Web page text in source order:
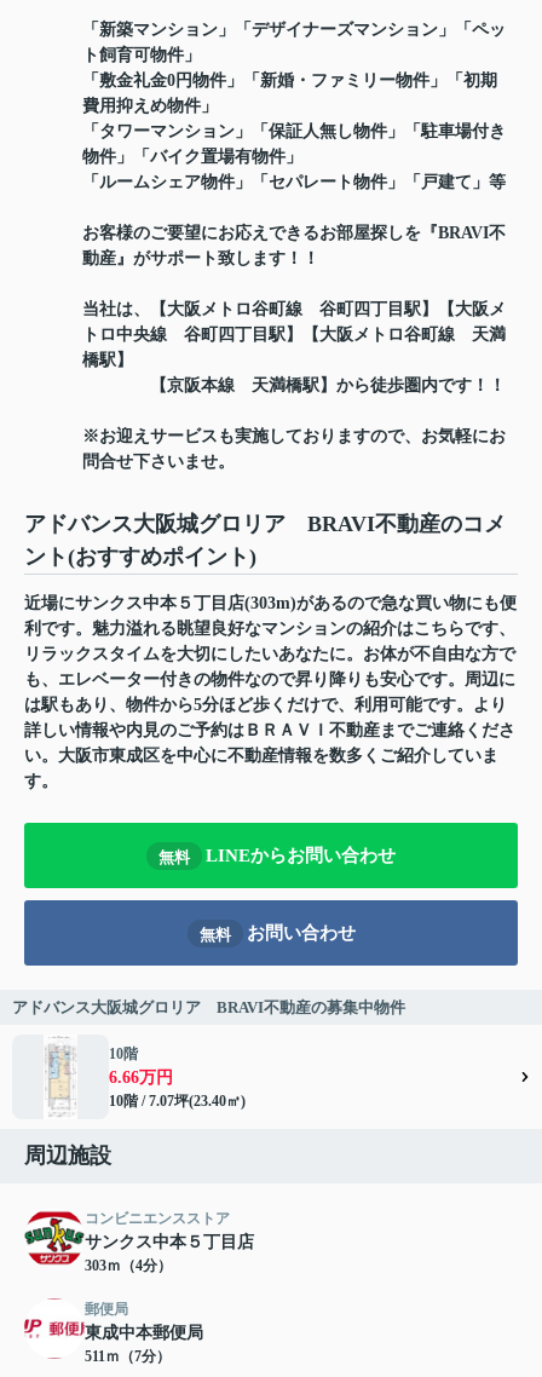
「新築マンション」「デザイナーズマンション」「ペッ
ト飼育可物件」
「敷金礼金0円物件」「新婚・ファミリー物件」「初期
費用抑えめ物件」
「タワーマンション」「保証人無し物件」「駐車場付き
物件」「バイク置場有物件」
「ルームシェア物件」「セパレート物件」「戸建て」等
お客様のご要望にお応えできるお部屋探しを『BRAVI不
動産』がサポート致します！！
当社は、【大阪メトロ谷町線 谷町四丁目駅】【大阪メ
トロ中央線 谷町四丁目駅】【大阪メトロ谷町線 天満
橋駅】
【京阪本線 天満橋駅】から徒歩圏内です！！
※お迎えサービスも実施しておりますので、お気軽にお
問合せ下さいませ。
アドバンス大阪城グロリア BRAVI不動産のコメ
ント(おすすめポイント)
近場にサンクス中本５丁目店(303m)があるので急な買い物にも便
利です。魅力溢れる眺望良好なマンションの紹介はこちらです、
リラックスタイムを大切にしたいあなたに。お体が不自由な方で
も、エレベーター付きの物件なので昇り降りも安心です。周辺に
は駅もあり、物件から5分ほど歩くだけで、利用可能です。より
詳しい情報や内見のご予約はＢＲＡＶＩ不動産までご連絡くださ
い。大阪市東成区を中心に不動産情報を数多くご紹介していま
す。
無料 LINEからお問い合わせ
無料 お問い合わせ
アドバンス大阪城グロリア BRAVI不動産の募集中物件
10階
6.66万円
10階 / 7.07坪(23.40㎡)
周辺施設
コンビニエンスストア
サンクス中本５丁目店
303ｍ（4分）
郵便局
東成中本郵便局
511ｍ（7分）